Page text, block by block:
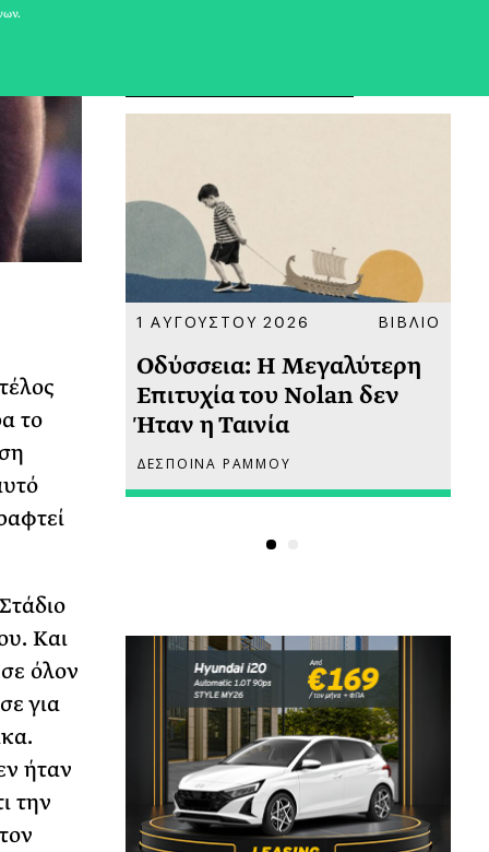
το
Και
όλον
για
ήταν
την
1 ΑΥΓΟΥΣΤΟΥ 2026 ΒΙΒΛΙΟ
Οδύσσεια: Η Μεγαλύτερη
Επιτυχία του Nolan δεν
Ήταν η Ταινία
ΔΕΣΠΟΙΝΑ ΡΑΜΜΟΥ